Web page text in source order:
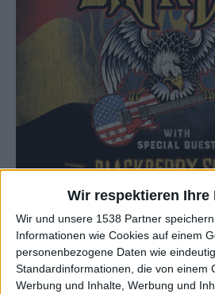
Wir respektieren Ihre
Wir und unsere 1538 Partner
Informationen wie Cookies auf einem
personenbezogene Daten wie
Standardinformationen, die von einem
Werbung und Inhalte, Werbung und